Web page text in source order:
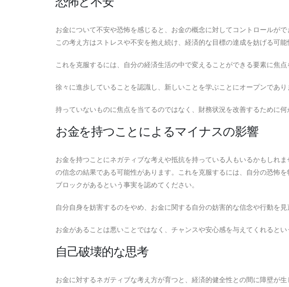
お金について不安や恐怖を感じると、お金の概念に対してコントロールが
この考え方はストレスや不安を抱え続け、経済的な目標の達成を妨げる可能
これを克服するには、自分の経済生活の中で変えることができる要素に焦点
徐々に進歩していることを認識し、新しいことを学ぶことにオープンであり
持っていないものに焦点を当てるのではなく、財務状況を改善するために何
お金を持つことによるマイナスの影響
お金を持つことにネガティブな考えや抵抗を持っている人もいるかもしれ
の信念の結果である可能性があります。これを克服するには、自分の恐怖
ブロックがあるという事実を認めてください。
自分自身を妨害するのをやめ、お金に関する自分の妨害的な信念や行動を見
お金があることは悪いことではなく、チャンスや安心感を与えてくれるとい
自己破壊的な思考
お金に対するネガティブな考え方が育つと、経済的健全性との間に障壁が